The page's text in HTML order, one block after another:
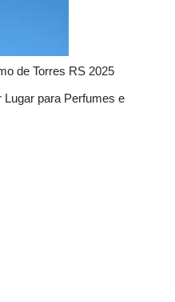
de Torres RS 2025
Lugar para Perfumes e